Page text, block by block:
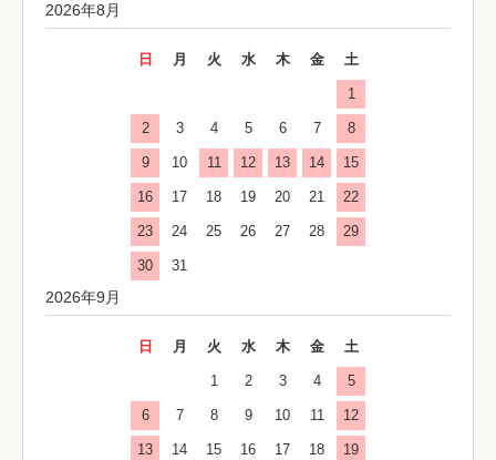
2026年8月
日 月 火 水 木 金 土
1
2 3 4 5 6 7 8
9 10 11 12 13 14 15
16 17 18 19 20 21 22
23 24 25 26 27 28 29
30 31
2026年9月
日 月 火 水 木 金 土
1 2 3 4 5
6 7 8 9 10 11 12
13 14 15 16 17 18 19